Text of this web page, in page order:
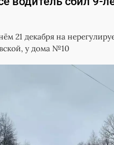
21 декабря на
у дома №10